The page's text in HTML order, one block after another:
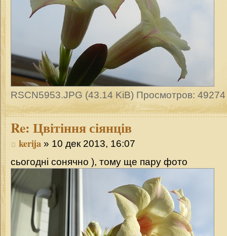
RSCN5953.JPG (43.14 KiB) Просмотров: 49274
Re: Цвітіння сіянців
kerija » 10 дек 2013, 16:07
сьогодні сонячно ), тому ще пару фото